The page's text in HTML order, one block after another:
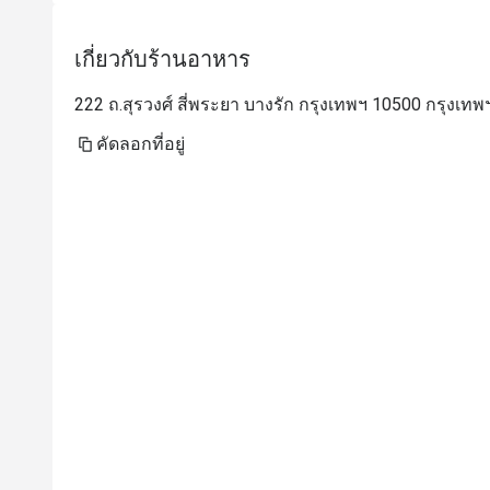
เกี่ยวกับร้านอาหาร
222 ถ.สุรวงศ์ สี่พระยา บางรัก กรุงเทพฯ 10500 กรุงเทพ
คัดลอกที่อยู่